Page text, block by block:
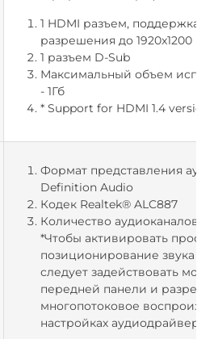
1 HDMI разъем, поддержка
разрешения до 1920x1200
1 разъем D-Sub
Максимальный объем
- 1Гб
* Support for HDMI 1.4 version.
Формат представления
Definition Audio
Кодек Realtek® ALC887
Количество аудиоканалов 2/
*Чтобы активировать
позиционирование звука по
следует задействовать
передней панели и
многопотоковое
настройках аудиодрайвера.